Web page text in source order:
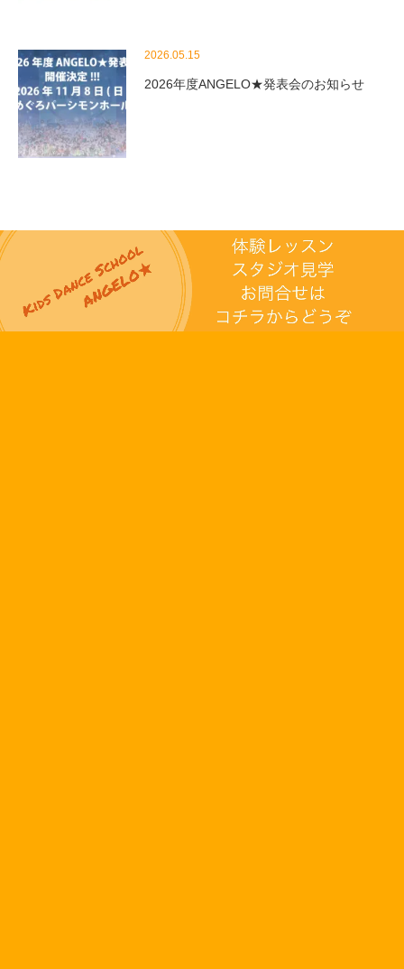
2026.05.15
2026年度ANGELO★発表会のお知らせ